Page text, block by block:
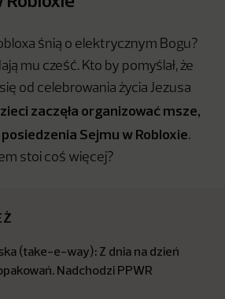
śnią o elektrycznym Bogu?
mu cześć. Kto by pomyślał, że
od celebrowania życia Jezusa
zaczęła organizować msze,
Sejmu w Robloxie.
stoi coś więcej?
(take-e-way): Z dnia na dzień
Nadchodzi PPWR